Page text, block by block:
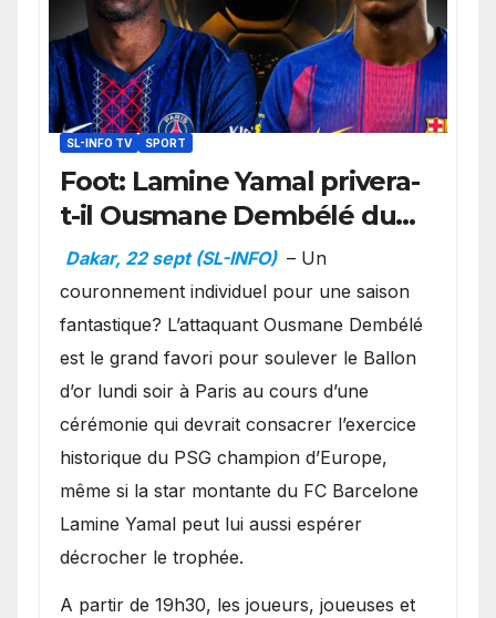
SL-INFO TV SPORT
Foot: Lamine Yamal privera-
t-il Ousmane Dembélé du
Ballon d’or ?
Dakar, 22 sept (SL-INFO) – Un
couronnement individuel pour une saison
fantastique? L’attaquant Ousmane Dembélé
est le grand favori pour soulever le Ballon
d’or lundi soir à Paris au cours d’une
cérémonie qui devrait consacrer l’exercice
historique du PSG champion d’Europe,
même si la star montante du FC Barcelone
Lamine Yamal peut lui aussi espérer
décrocher le trophée.
A partir de 19h30, les joueurs, joueuses et